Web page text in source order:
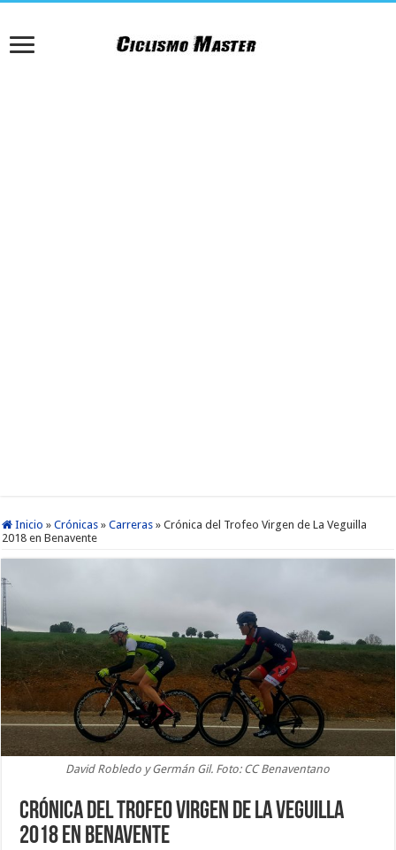
Inicio » Crónicas » Carreras » Crónica del Trofeo Virgen de La Veguilla
2018 en Benavente
David Robledo y Germán Gil. Foto: CC Benaventano
Crónica del Trofeo Virgen de La Veguilla
2018 en Benavente